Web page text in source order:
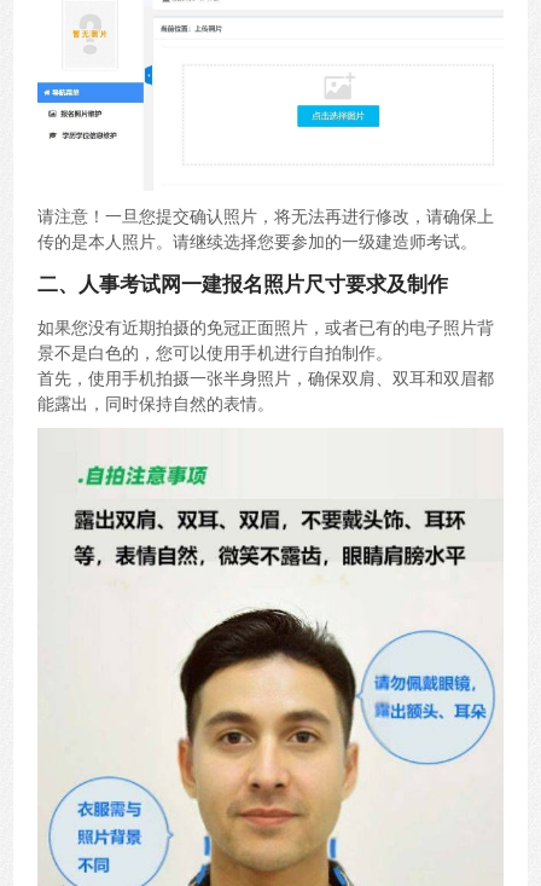
请注意！一旦您提交确认照片，将无法再进行修改，请确保上
传的是本人照片。请继续选择您要参加的一级建造师考试。
二、人事考试网一建报名照片尺寸要求及制作
如果您没有近期拍摄的免冠正面照片，或者已有的电子照片背
景不是白色的，您可以使用手机进行自拍制作。
首先，使用手机拍摄一张半身照片，确保双肩、双耳和双眉都
能露出，同时保持自然的表情。